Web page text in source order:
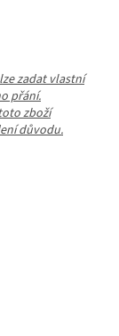
zadat vlastní
přání.
zboží
důvodu.